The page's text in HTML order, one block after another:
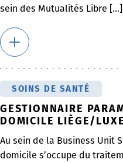
sein des Mutualités Libre [...]
SOINS DE SANTÉ
GESTIONNAIRE
DOMICILE LIÈGE/
Au sein de la Business Unit
domicile s’occupe du